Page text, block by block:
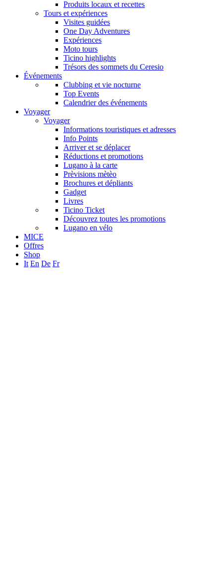
Produits locaux et recettes
Tours et expériences
Visites guidées
One Day Adventures
Expériences
Moto tours
Ticino highlights
Trésors des sommets du Ceresio
Événements
Clubbing et vie nocturne
Top Events
Calendrier des événements
Voyager
Voyager
Informations touristiques et adresses
Info Points
Arriver et se déplacer
Réductions et promotions
Lugano à la carte
Prèvisions mètèo
Brochures et dépliants
Gadget
Livres
Ticino Ticket
Découvrez toutes les promotions
Lugano en vélo
MICE
Offres
Shop
It En De Fr